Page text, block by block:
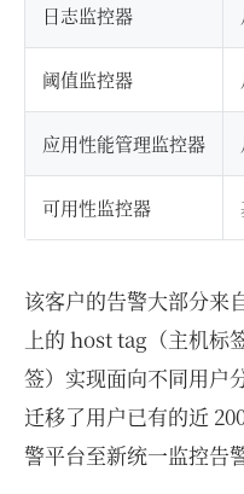
日志监控器
阈值监控器
应用性能管理监控器
可用性监控器
该客户的告警大部分
上的 host tag（主机
签）实现面向不同用户
迁移了用户已有的近
警平台至新统一监控告